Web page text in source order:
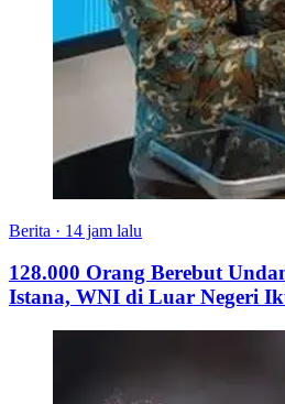
Berita · 14 jam lalu
128.000 Orang Berebut
Istana, WNI di Luar Negeri